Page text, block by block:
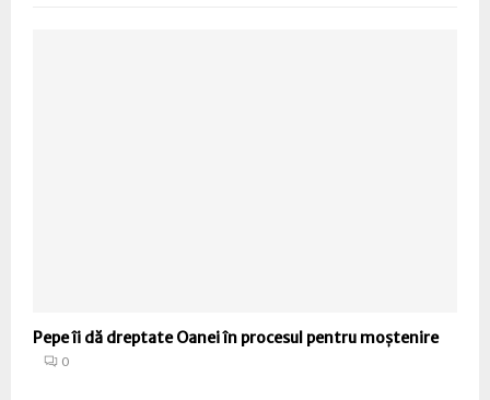
Pepe îi dă dreptate Oanei în procesul pentru moștenire
0